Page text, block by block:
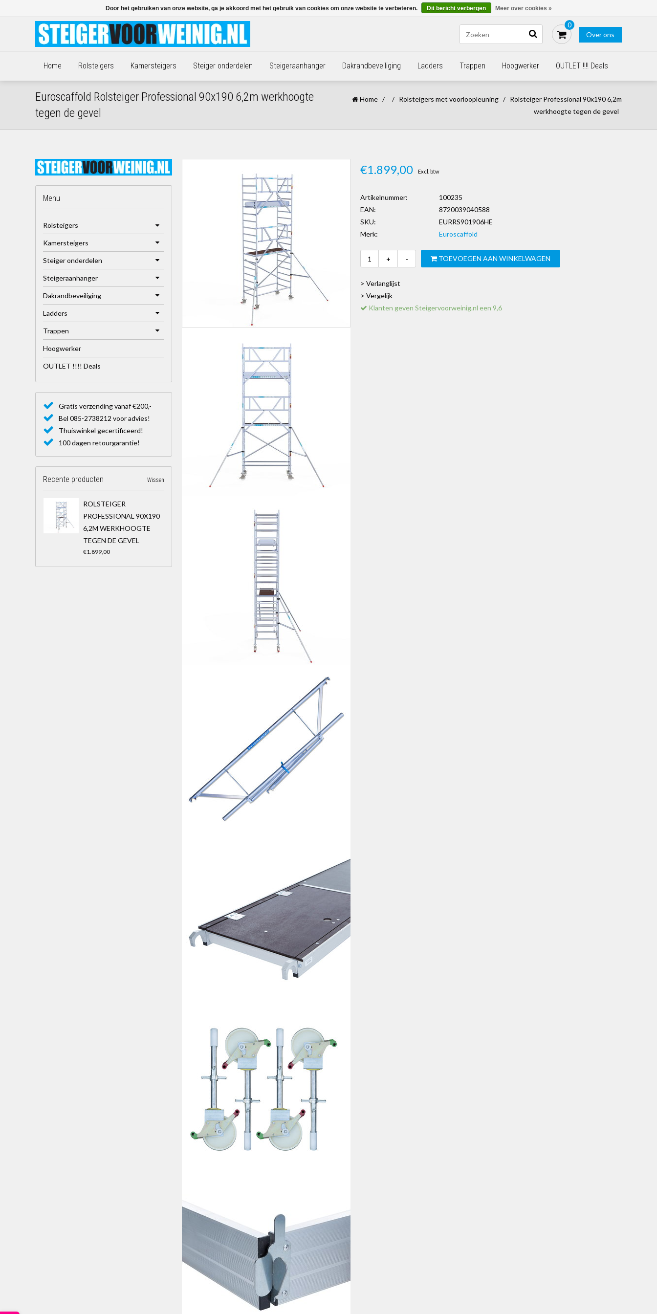
Blogs Bestellen - €0,00
Over ons
0
Home Rolsteigers Kamersteigers Steiger onderdelen Steigeraanhanger Dakrandbeveiliging Ladders Trappen Hoogwerker OUTLET !!!! Deals
Euroscaffold Rolsteiger Professional 90x190 6,2m werkhoogte
tegen de gevel
Home / / Rolsteigers met voorloopleuning / Rolsteiger Professional 90x190 6,2m
werkhoogte tegen de gevel
€1.899,00 Excl. btw
Artikelnummer:
100235
EAN:
8720039040588
SKU:
EURRS901906HE
Merk:
Euroscaffold
+ - TOEVOEGEN AAN WINKELWAGEN
> Verlanglijst
> Vergelijk
Klanten geven Steigervoorweinig.nl een 9,6
Menu
Rolsteigers
Kamersteigers
Steiger onderdelen
Steigeraanhanger
Dakrandbeveiliging
Ladders
Trappen
Hoogwerker
OUTLET !!!! Deals
Gratis verzending vanaf €200,-
Bel 085-2738212 voor advies!
Thuiswinkel gecertificeerd!
100 dagen retourgarantie!
Recente producten Wissen
ROLSTEIGER
PROFESSIONAL 90X190
6,2M WERKHOOGTE
TEGEN DE GEVEL
€1.899,00
Door het gebruiken van onze website, ga je akkoord met het gebruik van cookies om onze website te verbeteren. Dit bericht verbergen Meer over cookies »